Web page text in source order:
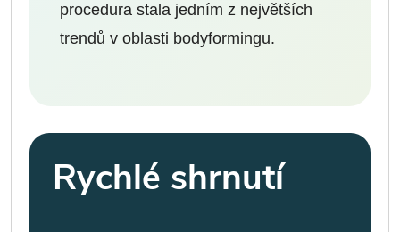
procedura stala jedním z největších
trendů v oblasti bodyformingu.
Rychlé shrnutí